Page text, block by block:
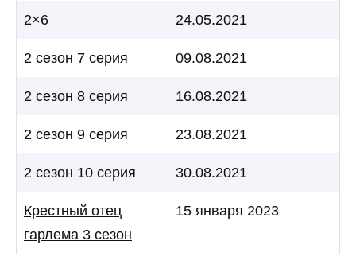
2×6 24.05.2021
2 сезон 7 серия 09.08.2021
2 сезон 8 серия 16.08.2021
2 сезон 9 серия 23.08.2021
2 сезон 10 серия 30.08.2021
Крестный отец
гарлема 3 сезон
15 января 2023